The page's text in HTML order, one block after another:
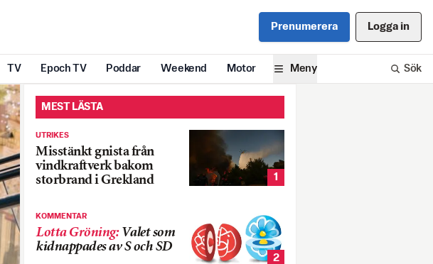
Prenumerera Logga in
TV Epoch TV Poddar Weekend Motor Meny Sök
MEST LÄSTA
UTRIKES
Misstänkt gnista från
vindkraftverk bakom
storbrand i Grekland
1
KOMMENTAR
Lotta Gröning: Valet som
kidnappades av S och SD
2